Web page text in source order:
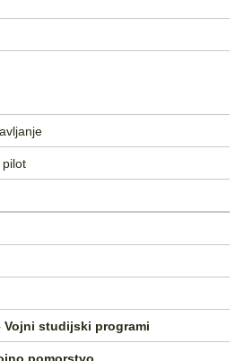
Vojni studijski programi
pomorstvo